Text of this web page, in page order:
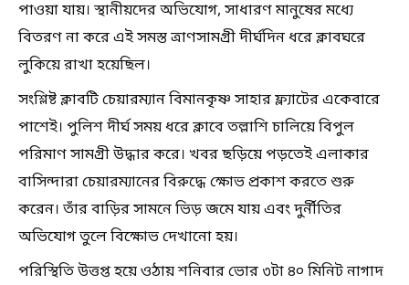
পাওয়া যায়। স্থানীয়দের অভিযোগ, সাধারণ মানুষের মধ্যে
বিতরণ না করে এই সমস্ত ত্রাণসামগ্রী দীর্ঘদিন ধরে ক্লাবঘরে
লুকিয়ে রাখা হয়েছিল।
সংশ্লিষ্ট ক্লাবটি চেয়ারম্যান বিমানকৃষ্ণ সাহার ফ্ল্যাটের একেবারে
পাশেই। পুলিশ দীর্ঘ সময় ধরে ক্লাবে তল্লাশি চালিয়ে বিপুল
পরিমাণ সামগ্রী উদ্ধার করে। খবর ছড়িয়ে পড়তেই এলাকার
বাসিন্দারা চেয়ারম্যানের বিরুদ্ধে ক্ষোভ প্রকাশ করতে শুরু
করেন। তাঁর বাড়ির সামনে ভিড় জমে যায় এবং দুর্নীতির
অভিযোগ তুলে বিক্ষোভ দেখানো হয়।
পরিস্থিতি উত্তপ্ত হয়ে ওঠায় শনিবার ভোর ৩টা ৪০ মিনিট নাগাদ